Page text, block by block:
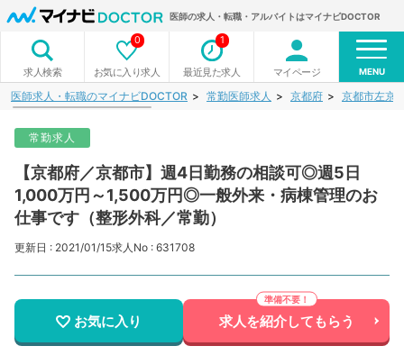
医師の求人・転職・アルバイトはマイナビDOCTOR
求人検索 お気に入り求人
0
最近見た求人
1
マイページ MENU
医師求人・転職のマイナビDOCTOR 常勤医師求人 京都府 京都市左京
常勤求人
【京都府／京都市】週4日勤務の相談可◎週5日
1,000万円～1,500万円◎一般外来・病棟管理のお
仕事です（整形外科／常勤）
更新日 : 2021/01/15求人No : 631708
お気に入り 求人を紹介してもらう